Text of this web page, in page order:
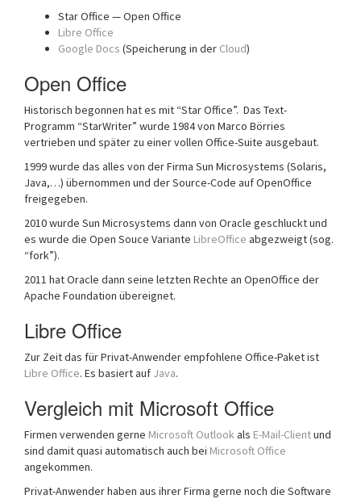
Star Office — Open Office
Libre Office
Google Docs (Speicherung in der Cloud)
Open Office
Historisch begonnen hat es mit “Star Office”. Das Text-
Programm “StarWriter” wurde 1984 von Marco Börries
vertrieben und später zu einer vollen Office-Suite ausgebaut.
1999 wurde das alles von der Firma Sun Microsystems (Solaris,
Java,…) übernommen und der Source-Code auf OpenOffice
freigegeben.
2010 wurde Sun Microsystems dann von Oracle geschluckt und
es wurde die Open Souce Variante LibreOffice abgezweigt (sog.
“fork”).
2011 hat Oracle dann seine letzten Rechte an OpenOffice der
Apache Foundation übereignet.
Libre Office
Zur Zeit das für Privat-Anwender empfohlene Office-Paket ist
Libre Office. Es basiert auf Java.
Vergleich mit Microsoft Office
Firmen verwenden gerne Microsoft Outlookals E-Mail-Clientund
sind damit quasi automatisch auch bei Microsoft Office
angekommen.
Privat-Anwender haben aus ihrer Firma gerne noch die Software